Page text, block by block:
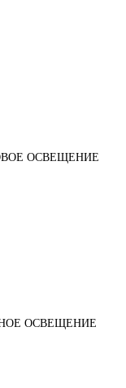
ОСВЕЩЕНИЕ
ОСВЕЩЕНИЕ